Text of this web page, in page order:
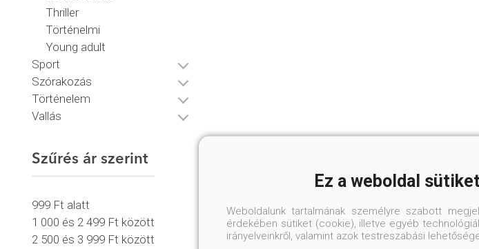
Thriller
Történelmi
Young adult
Sport
Szórakozás
Történelem
Vallás
Szűrés ár szerint
999 Ft alatt
1 000 és 2 499 Ft között
2 500 és 3 999 Ft között
Ez a weboldal
Weboldalunk tartalmának személyre szabott
érdekében sütiket (cookie), illetve egyéb
irányelveinkről, valamint azok testreszabási